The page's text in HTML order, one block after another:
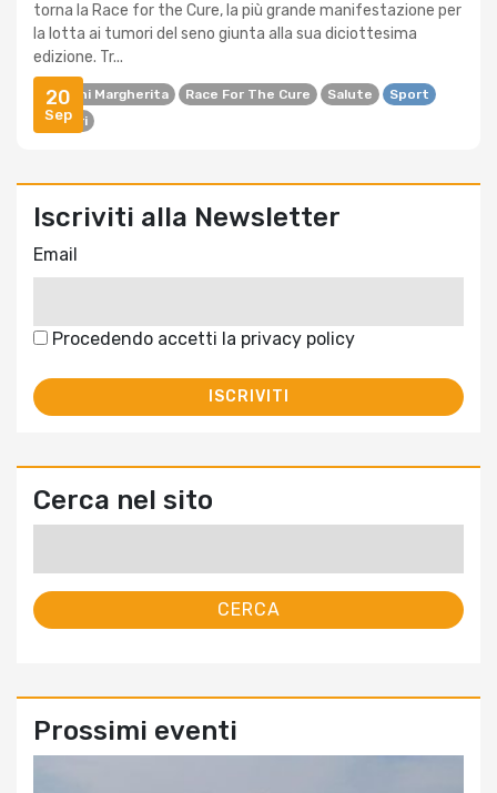
20
Sep
torna la Race for the Cure, la più grande manifestazione per
la lotta ai tumori del seno giunta alla sua diciottesima
edizione. Tr...
Giardini Margherita Race For The Cure Salute
Sport
Tumori
Iscriviti alla Newsletter
Email
Procedendo accetti la privacy policy
Cerca nel sito
Prossimi eventi